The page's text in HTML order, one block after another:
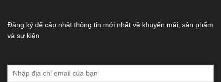
Đăng ký để cập nhật thông tin mới nhất về khuyến mãi, sản phẩm
và sự kiện